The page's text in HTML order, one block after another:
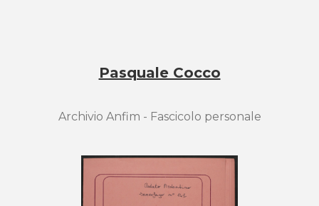
Pasquale Cocco
Archivio Anfim - Fascicolo personale